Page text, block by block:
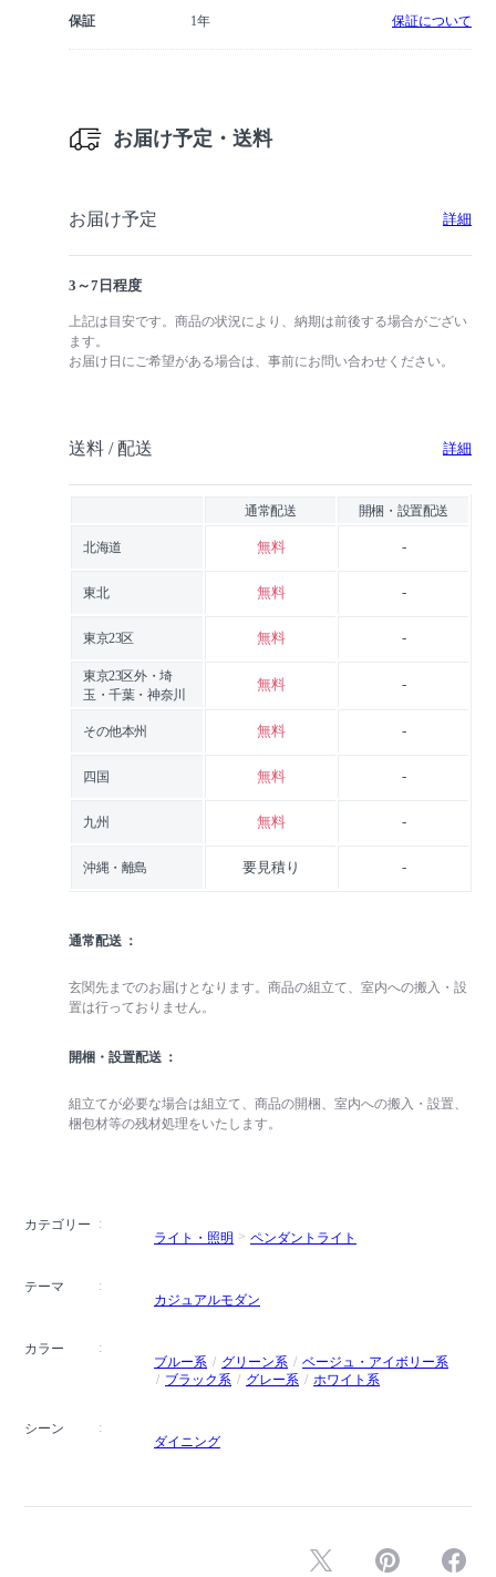
保証 1年 保証について
お届け予定・送料
お届け予定 詳細
3～7日程度
上記は目安です。商品の状況により、納期は前後する場合がござい
ます。
お届け日にご希望がある場合は、事前にお問い合わせください。
送料 / 配送 詳細
通常配送 開梱・設置配送
北海道 無料 -
東北 無料 -
東京23区 無料 -
東京23区外・埼
玉・千葉・神奈川
無料 -
その他本州 無料 -
四国 無料 -
九州 無料 -
沖縄・離島 要見積り -
通常配送
玄関先までのお届けとなります。商品の組立て、室内への搬入・設
置は行っておりません。
開梱・設置配送
組立てが必要な場合は組立て、商品の開梱、室内への搬入・設置、
梱包材等の残材処理をいたします。
カテゴリー
ライト・照明
ペンダントライト
テーマ
カジュアルモダン
カラー
ブルー系
グリーン系
ベージュ・アイボリー系
ブラック系
グレー系 ホワイト系
シーン
ダイニング